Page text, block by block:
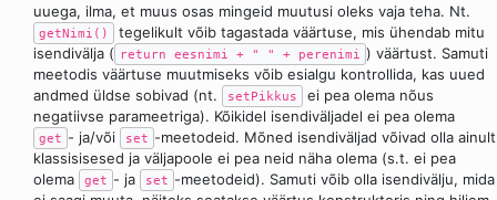
uuega, ilma, et muus osas mingeid muutusi oleks vaja teha. Nt.
getNimi()
tegelikult võib tagastada väärtuse, mis ühendab mitu
isendivälja ( return eesnimi + " " + perenimi ) väärtust. Samuti
meetodis väärtuse muutmiseks võib esialgu kontrollida, kas uued
andmed üldse sobivad (nt.
setPikkus
ei pea olema nõus
negatiivse parameetriga). Kõikidel isendiväljadel ei pea olema
get - ja/või set -meetodeid. Mõned isendiväljad võivad olla ainult
klassisisesed ja väljapoole ei pea neid näha olema (s.t. ei pea
olema
get - ja set -meetodeid). Samuti võib olla isendivälju, mida